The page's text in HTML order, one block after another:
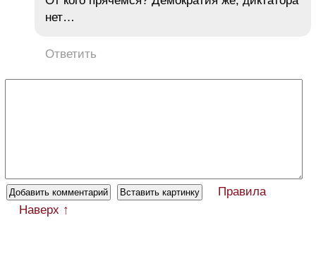
нет…
Ответить
Правила
Наверх ↑